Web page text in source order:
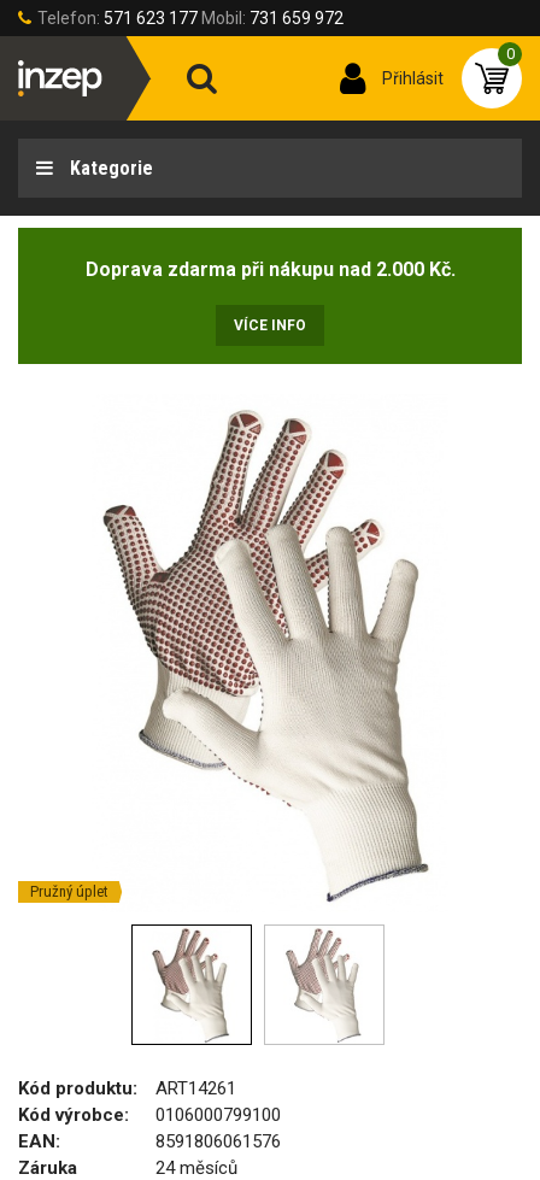
Telefon: 571 623 177 Mobil: 731 659 972
Přihlásit
0
Kategorie
Doprava zdarma při nákupu nad 2.000 Kč.
VÍCE INFO
Pružný úplet
Kód produktu:
ART14261
Kód výrobce:
0106000799100
EAN:
8591806061576
Záruka
24 měsíců